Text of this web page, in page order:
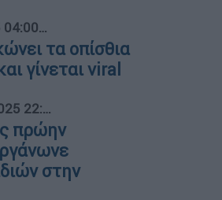
04:00
τα οπίσθια
γίνεται viral
22:45
πρώην
στην